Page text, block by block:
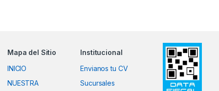
Mapa del Sitio
INICIO
NUESTRA
Institucional
Envianos tu CV
Sucursales